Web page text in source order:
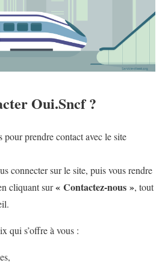
Oui.Sncf ?
pour prendre contact avec le site
connecter sur le site, puis vous rendre
cliquant sur« Contactez-nous », tout
qui s’offre à vous :